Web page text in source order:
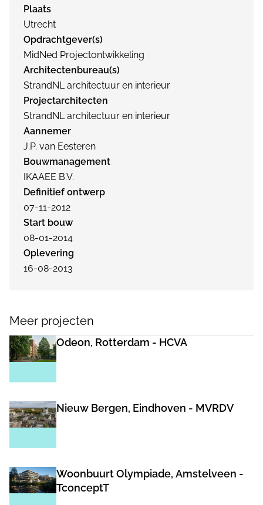
Plaats
Utrecht
Opdrachtgever(s)
MidNed Projectontwikkeling
Architectenbureau(s)
StrandNL architectuur en interieur
Projectarchitecten
StrandNL architectuur en interieur
Aannemer
J.P. van Eesteren
Bouwmanagement
IKAAEE B.V.
Definitief ontwerp
07-11-2012
Start bouw
08-01-2014
Oplevering
16-08-2013
Meer projecten
Odeon, Rotterdam - HCVA
Nieuw Bergen, Eindhoven - MVRDV
Woonbuurt Olympiade, Amstelveen -
TconceptT